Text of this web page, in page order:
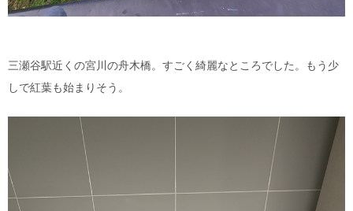
三瀬谷駅近くの宮川の舟木橋。すごく綺麗なところでした。もう少
しで紅葉も始まりそう。